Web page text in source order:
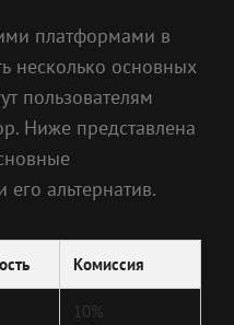
платформами в
несколько основных
пользователям
Ниже представлена
его альтернатив.
Комиссия
10%